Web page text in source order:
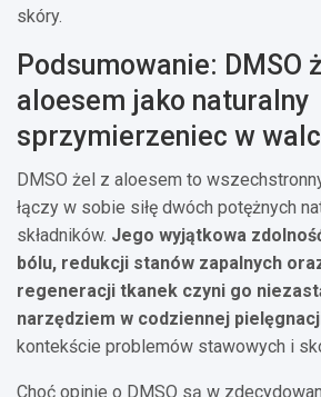
skóry.
Podsumowanie: DMSO
aloesem jako naturalny
sprzymierzeniec w
DMSO żel z aloesem to
łączy w sobie siłę dwóch potężnych
składników. Jego wyjątkowa
bólu, redukcji stanów zapalnych
regeneracji tkanek czyni go
narzędziem w codziennej
kontekście problemów stawowych i
Choć opinie o DMSO są w